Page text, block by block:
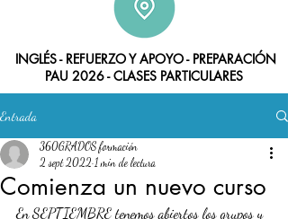
INGLÉS - REFUERZO Y APOYO - PREPARACIÓN
PAU 2026 -CLASES PARTICULARES
Entrada
Comienza un nuevo curso
360GRADOS formación
2 sept 2022 1 min de lectura
En SEPTIEMBRE tenemos abiertos los grupos y